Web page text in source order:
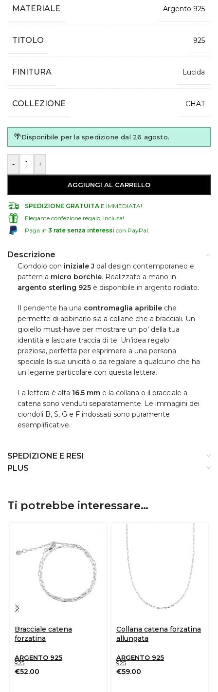
MATERIALE Argento 925
TITOLO 925
FINITURA Lucida
COLLEZIONE CHAT
🌴Disponibile per la spedizione dal 26 agosto.
- +
AGGIUNGI AL CARRELLO
SPEDIZIONE GRATUITA E IMMEDIATA!​
Elegante confezione regalo, inclusa!
Paga in3 rate senza interessi con PayPal.
Descrizione
Ciondolo con iniziale J dal design contemporaneo e
pattern a micro borchie. Realizzato a mano in
argento sterling 925è disponibile in argento rodiato.
Il pendente ha una contromaglia apribileche
permette di abbinarlo sia a collane che a bracciali. Un
gioiello must-have per mostrare un po’ della tua
identità e lasciare traccia di te. Un’idea regalo
preziosa, perfetta per esprimere a una persona
speciale la sua unicità o da regalare a qualcuno che ha
un legame particolare con questa lettera.
La lettera è alta 16.5 mme la collana o il bracciale a
catena sono venduti separatamente. Le immagini dei
ciondoli B, S, G e F indossati sono puramente
esemplificative.
SPEDIZIONE E RESI
PLUS
Ti potrebbe interessare…
Bracciale catena
forzatina
ARGENTO 925
925
€52.00
Collana catena forzatina
allungata
ARGENTO 925
925
€59.00